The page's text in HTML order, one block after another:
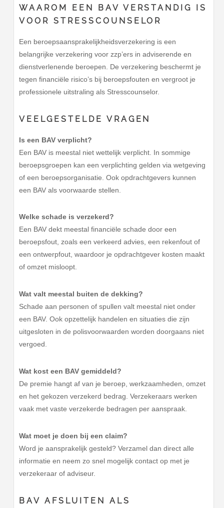
WAAROM EEN BAV VERSTANDIG IS
VOOR STRESSCOUNSELOR
Een beroepsaansprakelijkheidsverzekering is een
belangrijke verzekering voor zzp’ers in adviserende en
dienstverlenende beroepen. De verzekering beschermt je
tegen financiële risico’s bij beroepsfouten en vergroot je
professionele uitstraling als Stresscounselor.
VEELGESTELDE VRAGEN
Is een BAV verplicht?
Een BAV is meestal niet wettelijk verplicht. In sommige
beroepsgroepen kan een verplichting gelden via wetgeving
of een beroepsorganisatie. Ook opdrachtgevers kunnen
een BAV als voorwaarde stellen.
Welke schade is verzekerd?
Een BAV dekt meestal financiële schade door een
beroepsfout, zoals een verkeerd advies, een rekenfout of
een ontwerpfout, waardoor je opdrachtgever kosten maakt
of omzet misloopt.
Wat valt meestal buiten de dekking?
Schade aan personen of spullen valt meestal niet onder
een BAV. Ook opzettelijk handelen en situaties die zijn
uitgesloten in de polisvoorwaarden worden doorgaans niet
vergoed.
Wat kost een BAV gemiddeld?
De premie hangt af van je beroep, werkzaamheden, omzet
en het gekozen verzekerd bedrag. Verzekeraars werken
vaak met vaste verzekerde bedragen per aanspraak.
Wat moet je doen bij een claim?
Word je aansprakelijk gesteld? Verzamel dan direct alle
informatie en neem zo snel mogelijk contact op met je
verzekeraar of adviseur.
BAV AFSLUITEN ALS